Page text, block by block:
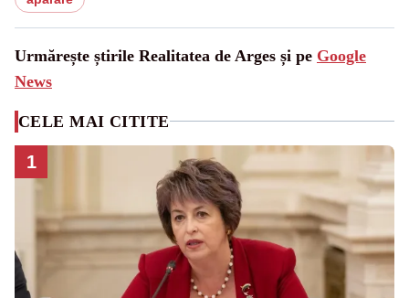
Urmărește știrile Realitatea de Arges și pe Google
News
CELE MAI CITITE
1